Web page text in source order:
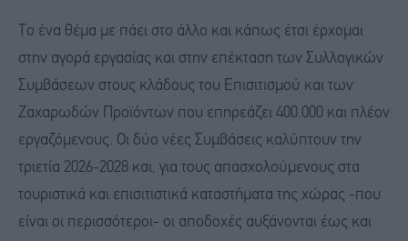
Το ένα θέμα με πάει στο άλλο και κάπως έτσι έρχομαι
στην αγορά εργασίας και στην επέκταση των Συλλογικών
Συμβάσεων στους κλάδους του Επισιτισμού και των
Ζαχαρωδών Προϊόντων που επηρεάζει 400.000 και πλέον
εργαζόμενους. Οι δύο νέες Συμβάσεις καλύπτουν την
τριετία 2026-2028 και, για τους απασχολούμενους στα
τουριστικά και επισιτιστικά καταστήματα της χώρας -που
είναι οι περισσότεροι- οι αποδοχές αυξάνονται έως και